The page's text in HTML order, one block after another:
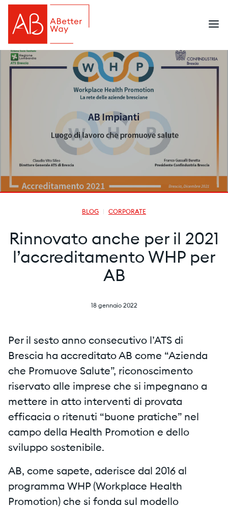
BLOG CORPORATE
Rinnovato anche per il 2021
l’accreditamento WHP per
AB
18 gennaio 2022
Per il sesto anno consecutivo l’ATS di
Brescia ha accreditato AB come “Azienda
che Promuove Salute”, riconoscimento
riservato alle imprese che si impegnano a
mettere in atto interventi di provata
efficacia o ritenuti “buone pratiche” nel
campo della Health Promotion e dello
sviluppo sostenibile.
AB, come sapete, aderisce dal 2016 al
programma WHP (Workplace Health
Promotion) che si fonda sul modello